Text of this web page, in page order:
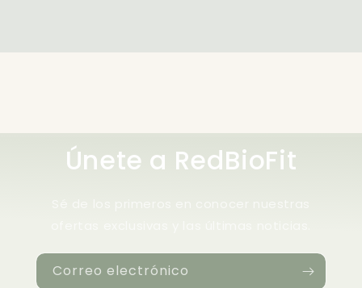
Únete a RedBioFit
Correo electrónico